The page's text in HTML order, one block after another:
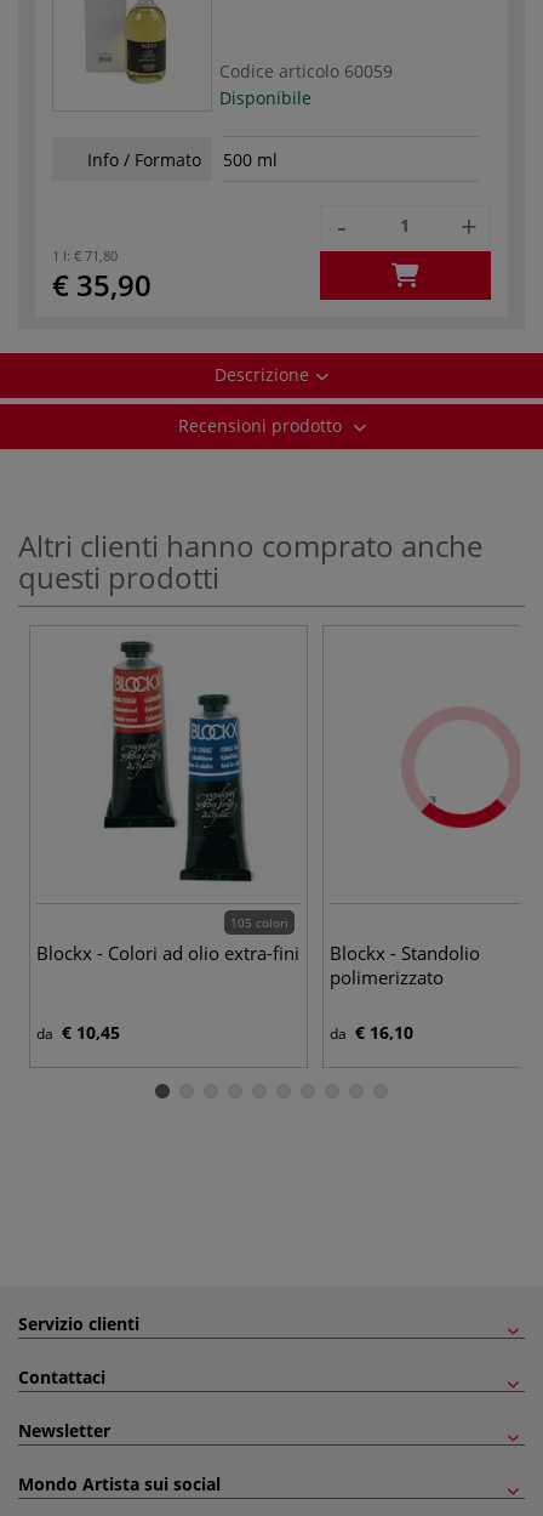
Codice articolo 60059
Disponibile
Info / Formato 500 ml
1 l: € 71,80
€ 35,90
- +
Descrizione
Recensioni prodotto
Altri clienti hanno comprato anche
questi prodotti
105 colori
Blockx - Colori ad olio extra-fini
da € 10,45
Blockx - Standolio
polimerizzato
da € 16,10
Servizio clienti
Contattaci
Newsletter
Mondo Artista sui social